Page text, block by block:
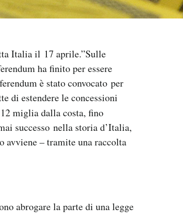
Italia il 17 aprile.”Sulle
ha finito per essere
è stato convocato per
di estendere le concessioni
miglia dalla costa, fino
successo nella storia d’Italia,
avviene – tramite una raccolta
abrogare la parte di una legge